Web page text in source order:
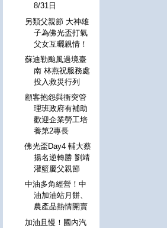
8/31日
另類父親節 大神雄
子為佛光盃打氣
父女互曬親情！
蘇迪勒颱風過境臺
南 林燕祝服務處
投入救災行列
顧客抱怨與衝突管
理班政府有補助
歡迎企業勞工培
養第2專長
佛光盃Day4 輔大蔡
揚名逆轉勝 劉靖
灌籃慶父親節
中油多角經營！中
油加油站月餅、
農產品熱情開賣
加油且慢！國內汽